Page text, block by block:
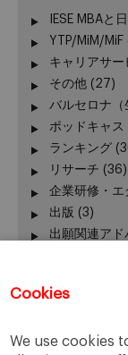
Cookies
We use cookies
IESE MBAと
YTP/MiM/MiF
キャリアサー
その他 (27)
バルセロナ（
ポッドキャス
ランキング
リサーチ (36)
企業研修・エ
出版 (3)
出願関連アド
卒業生向けイ
在校生の活躍